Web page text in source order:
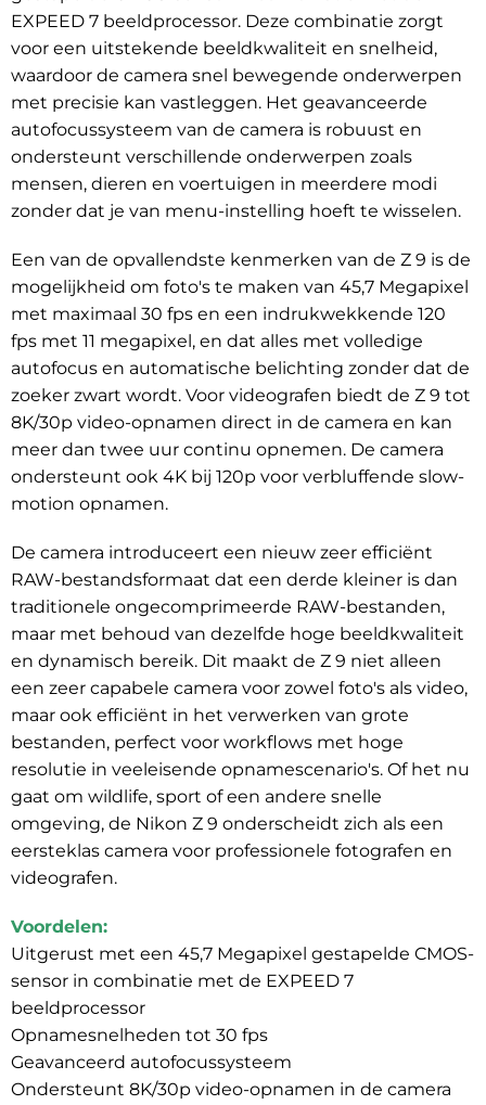
EXPEED 7 beeldprocessor. Deze combinatie zorgt
voor een uitstekende beeldkwaliteit en snelheid,
waardoor de camera snel bewegende onderwerpen
met precisie kan vastleggen. Het geavanceerde
autofocussysteem van de camera is robuust en
ondersteunt verschillende onderwerpen zoals
mensen, dieren en voertuigen in meerdere modi
zonder dat je van menu-instelling hoeft te wisselen.
Een van de opvallendste kenmerken van de Z 9 is de
mogelijkheid om foto's te maken van 45,7 Megapixel
met maximaal 30 fps en een indrukwekkende 120
fps met 11 megapixel, en dat alles met volledige
autofocus en automatische belichting zonder dat de
zoeker zwart wordt. Voor videografen biedt de Z 9 tot
8K/30p video-opnamen direct in de camera en kan
meer dan twee uur continu opnemen. De camera
ondersteunt ook 4K bij 120p voor verbluffende slow-
motion opnamen.
De camera introduceert een nieuw zeer efficiënt
RAW-bestandsformaat dat een derde kleiner is dan
traditionele ongecomprimeerde RAW-bestanden,
maar met behoud van dezelfde hoge beeldkwaliteit
en dynamisch bereik. Dit maakt de Z 9 niet alleen
een zeer capabele camera voor zowel foto's als video,
maar ook efficiënt in het verwerken van grote
bestanden, perfect voor workflows met hoge
resolutie in veeleisende opnamescenario's. Of het nu
gaat om wildlife, sport of een andere snelle
omgeving, de Nikon Z 9 onderscheidt zich als een
eersteklas camera voor professionele fotografen en
videografen.
Voordelen:
Uitgerust met een 45,7 Megapixel gestapelde CMOS-
sensor in combinatie met de EXPEED 7
beeldprocessor
Opnamesnelheden tot 30 fps
Geavanceerd autofocussysteem
Ondersteunt 8K/30p video-opnamen in de camera